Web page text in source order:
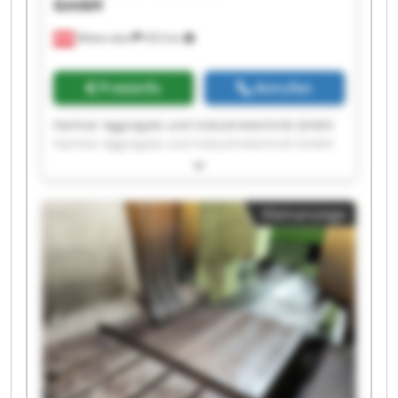
Mitterndorf 453 km
Preisinfo Anrufen
Hartner Aggregate und Industrietechnik GmbH
Hartner Aggregate und Industrietechnik GmbH
Hartner Aggregate und Industrietechnik GmbH
Hartner Aggregate und Industrietechnik GmbH
Hartner Aggregate und Industrietechnik GmbH
Hartner Aggregate und Industrietechnik GmbH
Hartner Aggregate und Industrietechnik GmbH
Hartner Aggregate und Industrietechnik GmbH
Hartner Aggregate und Industrietechnik GmbH
Hartner Aggregate und Industrietechnik GmbH
Hartner Aggregate und Industrietechnik GmbH
Hartner Aggregate und Industrietechnik GmbH
Hartner Aggregate und Industrietechnik GmbH
Kleinanzeige